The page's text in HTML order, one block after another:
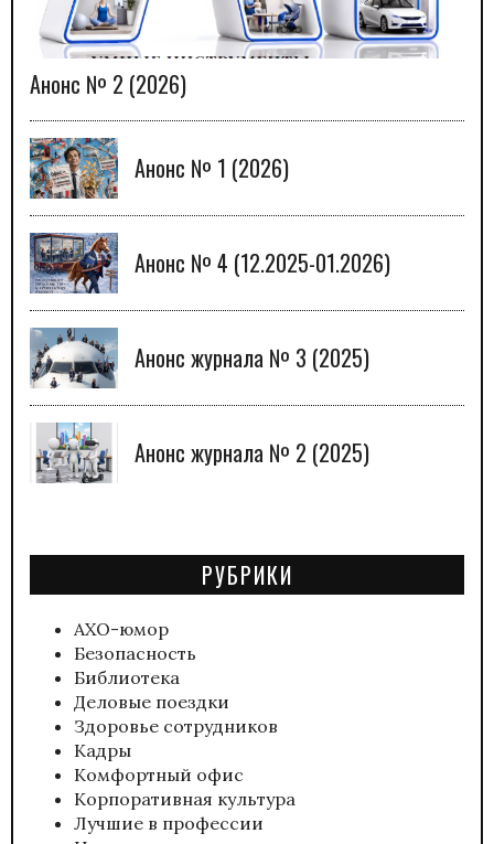
Анонс № 2 (2026)
Анонс № 1 (2026)
Анонс № 4 (12.2025-01.2026)
Анонс журнала № 3 (2025)
Анонс журнала № 2 (2025)
РУБРИКИ
АХО-юмор
Безопасность
Библиотека
Деловые поездки
Здоровье сотрудников
Кадры
Комфортный офис
Корпоративная культура
Лучшие в профессии